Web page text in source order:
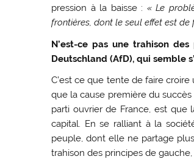
pression à la baisse : « Le
frontières, dont le seul effet est
N’est-ce pas une trahison
Deutschland (AfD), qui semble
C’est ce que tente de faire
que la cause première du
parti ouvrier de France, est que
capital. En se ralliant à la
peuple, dont elle ne partage
trahison des principes de